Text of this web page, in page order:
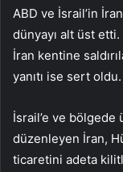
ABD ve İsrail’in
dünyayı alt üst
İran kentine
yanıtı ise sert oldu.
İsrail’e ve bölgede
düzenleyen İran,
ticaretini adeta